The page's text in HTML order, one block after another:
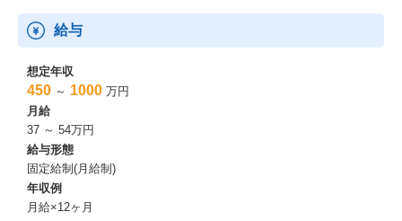
対応可能です。
※ご本人様の希望によっては企画立案や事業戦略にも関わること
が可能です。
※短中期で（本人のご希望に応じて）マンションノート以外の新
規事業にも携わって頂くことも可能です。
開発環境
開発言語・フレームワーク・データベース
・Java
・Sass
・TypeScript
給与
想定年収
450 ～ 1000 万円
月給
37 ～ 54万円
給与形態
固定給制(月給制)
年収例
月給×12ヶ月